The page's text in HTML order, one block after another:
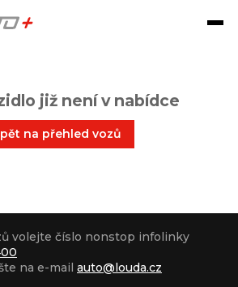
již není v nabídce
na přehled vozů
volejte číslo nonstop infolinky
na e-mail auto@louda.cz